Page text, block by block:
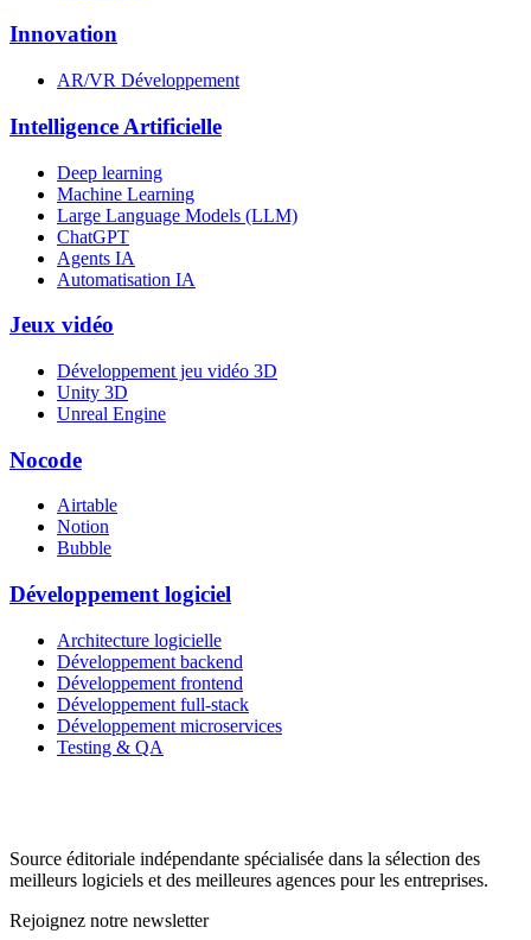
Innovation
AR/VR Développement
Intelligence Artificielle
Deep learning
Machine Learning
Large Language Models (LLM)
ChatGPT
Agents IA
Automatisation IA
Jeux vidéo
Développement jeu vidéo 3D
Unity 3D
Unreal Engine
Nocode
Airtable
Notion
Bubble
Développement logiciel
Architecture logicielle
Développement backend
Développement frontend
Développement full-stack
Développement microservices
Testing & QA
Source éditoriale indépendante spécialisée dans la sélection des
meilleurs logiciels et des meilleures agences pour les entreprises.
Rejoignez notre newsletter